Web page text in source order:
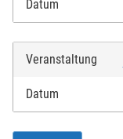
Datum
Veranstaltung
Datum